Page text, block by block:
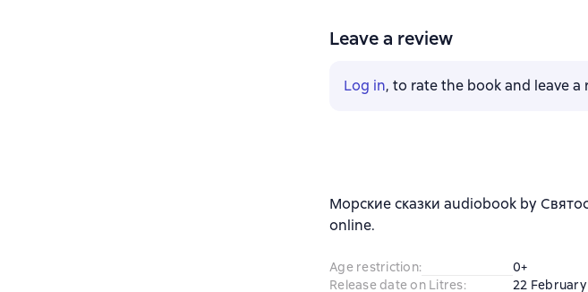
Leave a review
Log in, to rate the book and leave a
Морские сказки audiobook by
online.
Age restriction:
0+
Release date on Litres:
22